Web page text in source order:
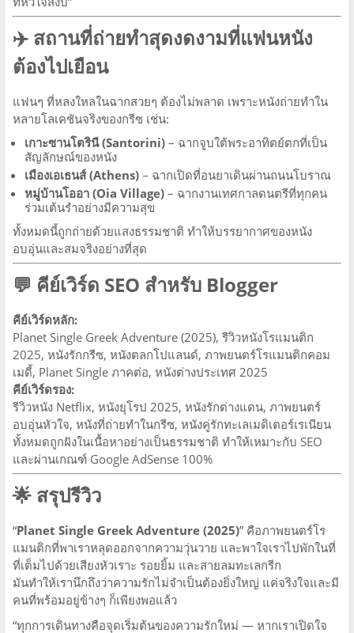
✈️ สถานที่ถ่ายทำสุดงดงามที่แฟนหนัง
ต้องไปเยือน
แฟนๆ ที่หลงใหลในฉากสวยๆ ต้องไม่พลาด เพราะหนังถ่ายทำใน
หลายโลเคชันจริงของกรีซ เช่น:
เกาะซานโตรินี (Santorini) – ฉากจูบใต้พระอาทิตย์ตกที่เป็น
สัญลักษณ์ของหนัง
เมืองเอเธนส์ (Athens) – ฉากเปิดที่อนยาเดินผ่านถนนโบราณ
หมู่บ้านโออา (Oia Village) – ฉากงานเทศกาลดนตรีที่ทุกคน
ร่วมเต้นรำอย่างมีความสุข
ทั้งหมดนี้ถูกถ่ายด้วยแสงธรรมชาติ ทำให้บรรยากาศของหนัง
อบอุ่นและสมจริงอย่างที่สุด
💬 คีย์เวิร์ด SEO สำหรับ Blogger
คีย์เวิร์ดหลัก:
Planet Single Greek Adventure (2025), รีวิวหนังโรแมนติก
2025, หนังรักกรีซ, หนังตลกโปแลนด์, ภาพยนตร์โรแมนติกคอม
เมดี้, Planet Single ภาคต่อ, หนังต่างประเทศ 2025
คีย์เวิร์ดรอง:
รีวิวหนัง Netflix, หนังยุโรป 2025, หนังรักต่างแดน, ภาพยนตร์
อบอุ่นหัวใจ, หนังที่ถ่ายทำในกรีซ, หนังคู่รักทะเลเมดิเตอร์เรเนียน
ทั้งหมดถูกฝังในเนื้อหาอย่างเป็นธรรมชาติ ทำให้เหมาะกับ SEO
และผ่านเกณฑ์ Google AdSense 100%
🌟 สรุปรีวิว
“Planet Single Greek Adventure (2025)” คือภาพยนตร์โร
แมนติกที่พาเราหลุดออกจากความวุ่นวาย และพาใจเราไปพักในที่
ที่เต็มไปด้วยเสียงหัวเราะ รอยยิ้ม และสายลมทะเลกรีก
มันทำให้เรานึกถึงว่าความรักไม่จำเป็นต้องยิ่งใหญ่ แค่จริงใจและมี
คนที่พร้อมอยู่ข้างๆ ก็เพียงพอแล้ว
“ทุกการเดินทางคือจุดเริ่มต้นของความรักใหม่ — หากเราเปิดใจ